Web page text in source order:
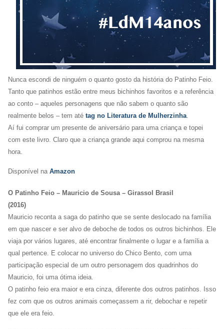
Nunca escondi de ninguém o quanto gosto da história do Patinho Feio.
Tanto que patinhos estão entre meus bichinhos favoritos e a referência
ao conto – aqueles personagens que não sabem o quanto são
realmente belos – tem até tag no Literatura de Mulherzinha.
Aí fui comprar um presente de aniversário para uma criança e topei
com este livro. Claro que a criança grande aqui comprou na mesma
hora.
Disponível na Amazon
O Patinho Feio – Mauricio de Sousa – Girassol Brasil
(2016)
Mauricio reconta a saga do patinho que se sente deslocado na família
em que nascer e ser alvo de deboche de todos os outros bichinhos. Ele
viaja por vários lugares, até encontrar finalmente o lugar e a família a
qual pertence. E colocar no universo do Chico Bento, com uma
participação especial de um outro personagem dos quadrinhos do
Mauricio, foi uma ótima ideia.
O patinho feio era maior e era cinza, diferente dos outros patinhos. Isso
fez com que os outros animais começassem a rir, debochar e repetir
que ele era feio.